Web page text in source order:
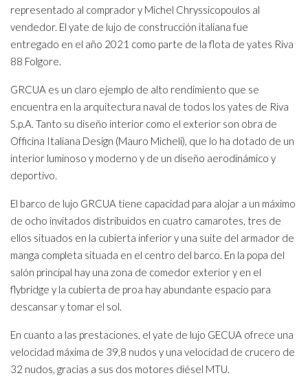
representado al comprador y Michel Chryssicopoulos al
vendedor. El yate de lujo de construcción italiana fue
entregado en el año 2021 como parte de la flota de yates Riva
88 Folgore.
GRCUA es un claro ejemplo de alto rendimiento que se
encuentra en la arquitectura naval de todos los yates de Riva
S.p.A. Tanto su diseño interior como el exterior son obra de
Officina Italiana Design (Mauro Micheli), que lo ha dotado de un
interior luminoso y moderno y de un diseño aerodinámico y
deportivo.
El barco de lujo GRCUA tiene capacidad para alojar a un máximo
de ocho invitados distribuidos en cuatro camarotes, tres de
ellos situados en la cubierta inferior y una suite del armador de
manga completa situada en el centro del barco. En la popa del
salón principal hay una zona de comedor exterior y en el
flybridge y la cubierta de proa hay abundante espacio para
descansar y tomar el sol.
En cuanto a las prestaciones, el yate de lujo GECUA ofrece una
velocidad máxima de 39,8 nudos y una velocidad de crucero de
32 nudos, gracias a sus dos motores diésel MTU.